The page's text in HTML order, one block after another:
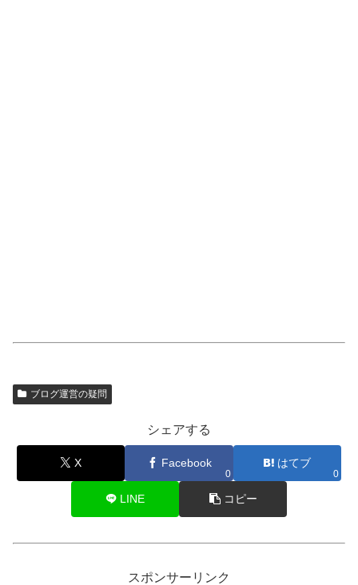
ブログ運営の疑問
シェアする
X Facebook
0
はてブ
0
LINE コピー
スポンサーリンク